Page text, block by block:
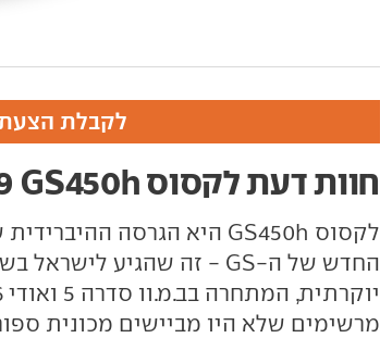
לקבלת
חוות דעת לקסוס GS450h
מרשימים שלא היו מביישים מכונית